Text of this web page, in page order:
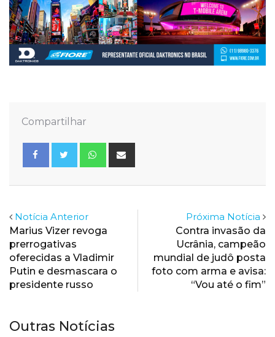
Compartilhar
Whatsapp
Notícia Anterior
Marius Vizer revoga
prerrogativas
oferecidas a Vladimir
Putin e desmascara o
presidente russo
Próxima Notícia
Contra invasão da
Ucrânia, campeão
mundial de judô posta
foto com arma e avisa:
“Vou até o fim”
Outras Notícias